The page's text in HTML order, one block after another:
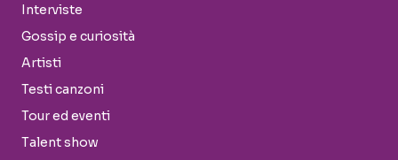
Interviste
Gossip e curiosità
Artisti
Testi canzoni
Tour ed eventi
Talent show